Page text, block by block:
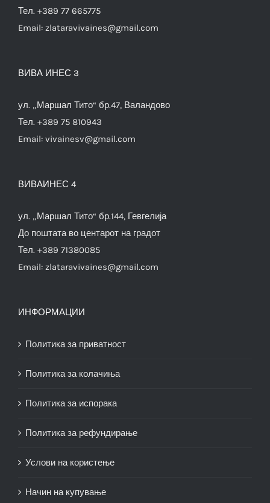
Тел. +389 77 665775
Email: zlataravivaines@gmail.com
ВИВА ИНЕС 3
ул. „Маршал Тито“ бр.47, Валандово
Тел. +389 75 810943
Email: vivainesv@gmail.com
ВИВАИНЕС 4
ул. „Маршал Тито“ бр.144, Гевгелија
До поштата во центарот на градот
Тел. +389 71380085
Email: zlataravivaines@gmail.com
ИНФОРМАЦИИ
Политика за приватност
Политика за колачиња
Политика за испорака
Политика за рефундирање
Услови на користење
Начин на купување